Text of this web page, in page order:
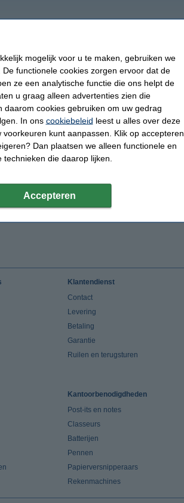
Klantendienst
Contact
Levering
Betaling
Garantie
Ruilen en terugsturen
Kantoorbenodigdheden
Post-its en notes
Classeurs
Batterijen
Pennen
Papierversnipperaars
Rekenmachines
mogelijk voor u te maken, gebruiken we
functionele cookies zorgen ervoor dat de
ze een analytische functie die ons helpt de
u graag alleen advertenties zien die
daarom cookies gebruiken om uw gedrag
In ons cookiebeleid leest u alles over deze
kunt aanpassen. Klik op accepteren
Dan plaatsen we alleen functionele en
die daarop lijken.
Accepteren